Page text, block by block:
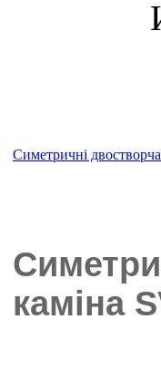
Симетричні
каміна